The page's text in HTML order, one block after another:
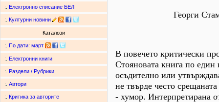
:. Електронно списание БЕЛ
:. Културни новини
Каталози
:. По дати: март
:. Електронни книги
:. Раздели / Рубрики
:. Автори
:. Критика за авторите
Георги
В повечето критически
Стояновата книга по един
осъдително или
не твърде често
- хумор. Интерпретирана